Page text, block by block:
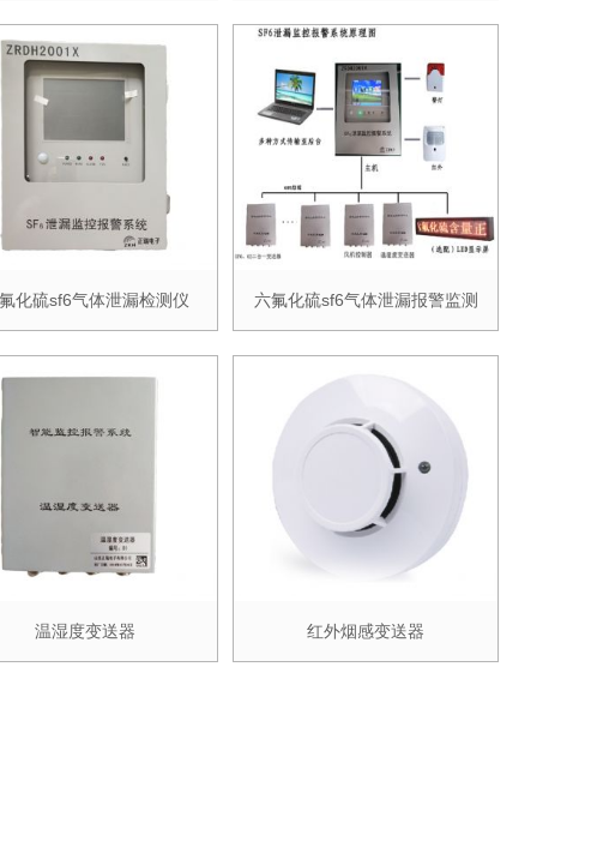
化硫sf6气体泄漏检测仪 六氟化硫sf6气体泄漏报警监测
温湿度变送器 红外烟感变送器